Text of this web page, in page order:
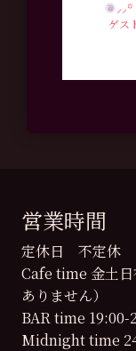
⸝⸝꙳
ゲス
営業時間
定休日 不定休
Cafe time 金土
ありません）
BAR time 19:00-
Midnight time